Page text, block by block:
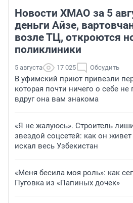
Новости ХМАО за 5
деньги Айзе,
возле ТЦ, откроются
поликлиники
5 августа 17 025 Обсудить
В уфимский приют привезли
которая почти ничего о себе
вдруг она вам знакома
«Я не жалуюсь». Строитель
звездой соцсетей: как он
искал весь Узбекистан
«Меня бесила моя роль»: как
Пуговка из «Папиных дочек»